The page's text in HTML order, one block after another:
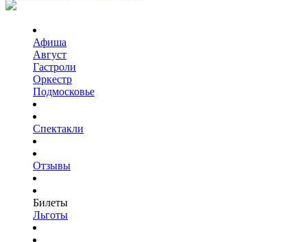
Афиша
Август
Гастроли
Оркестр
Подмосковье
Спектакли
Отзывы
Билеты
Льготы